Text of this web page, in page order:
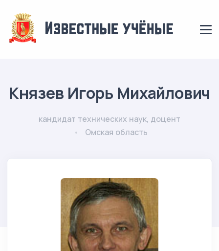
Князев Игорь Михайлович
кандидат технических наук, доцент
Омская область